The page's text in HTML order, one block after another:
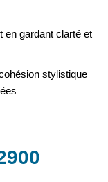
en gardant clarté et
stylistique